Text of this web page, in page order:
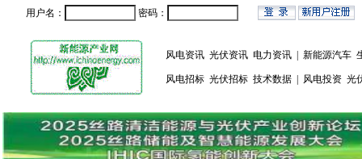
用户名： 密码：
风电资讯 光伏资讯 电力资讯 新能源汽车
风电招标 光伏招标 技术数据 风电投资 光